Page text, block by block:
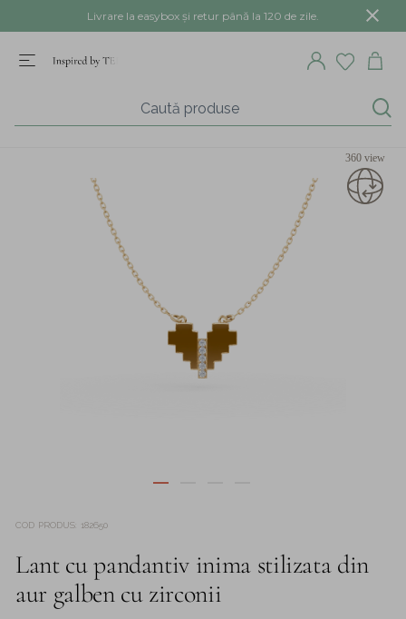
Livrare la easybox și retur până la 120 de zile.
360 view
COD PRODUS 182650
Lant cu pandantiv inima stilizata din
aur galben cu zirconii